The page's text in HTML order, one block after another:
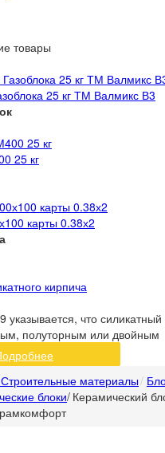
товары
25 кг ТМ Валмикс В3
25 кг
карты 0.38х2
кирпича
что
полуторным или двойным
материалы
блоки/ Керамический